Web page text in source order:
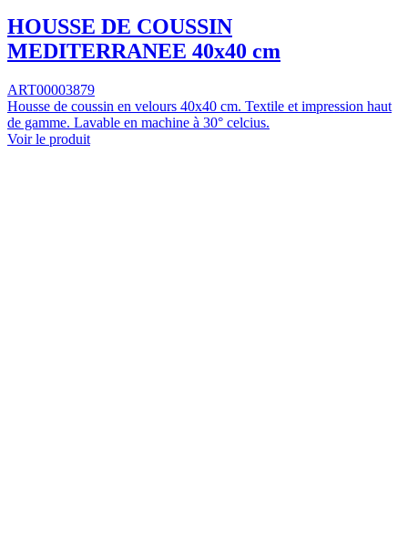
HOUSSE DE COUSSIN
MEDITERRANEE 40x40 cm
ART00003879
Housse de coussin en velours 40x40 cm. Textile et impression haut
de gamme. Lavable en machine à 30° celcius.
Voir le produit